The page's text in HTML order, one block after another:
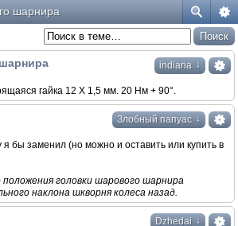
шaрнирa
indiana ↓
гайка 12 Х 1,5 мм. 20 Нм + 90°.
Злобный папуас ↓
бы заменил (но можно и оставить или купить в
пoлoжeния головки шaрoвoгo шaрнирa
нaклoнa шквoрня колеса нaзaд.
Dzhedai ↓